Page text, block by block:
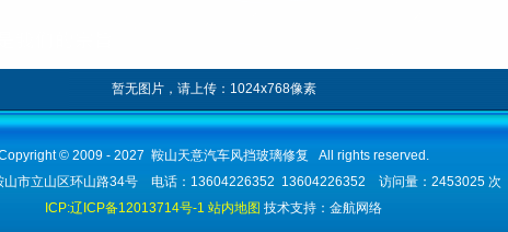
暂无图片，请上传：1024x768像素
© 2009 - 2027 鞍山天意汽车风挡玻璃修复 All rights reserved.
山市立山区环山路34号 电话：13604226352 13604226352 访问量：2453025 次
ICP:辽ICP备12013714号-1 站内地图 技术支持：金航网络